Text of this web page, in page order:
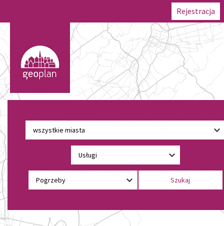
Rejestracja